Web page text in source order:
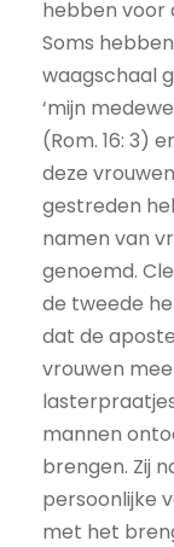
hebben voor
Soms
waagschaal
‘mijn
(Rom. 16: 3)
deze
gestreden
namen van
genoemd.
de tweede
dat de
vrouwen
mannen
brengen. Zij
persoonlijke
met het